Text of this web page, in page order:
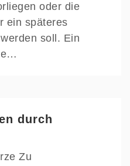
oder die
ein späteres
soll. Ein
durch
Zu